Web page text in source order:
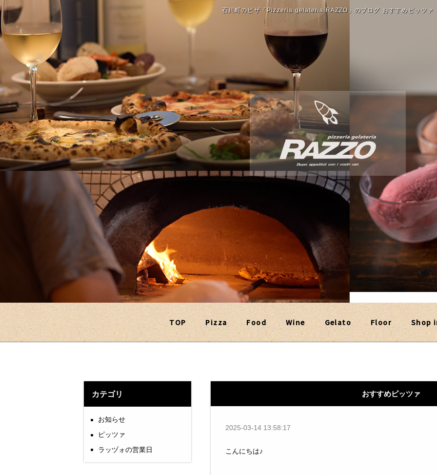
石川町のピザ「Pizzeria gelateria RAZZO」のブログ おすすめピッツァ
TOP Pizza Food Wine Gelato Floor Shop
カテゴリ
お知らせ
ピッツァ
ラッヅォの営業日
おすすめピッツァ
2025-03-14 13:58:17
こんにちは♪